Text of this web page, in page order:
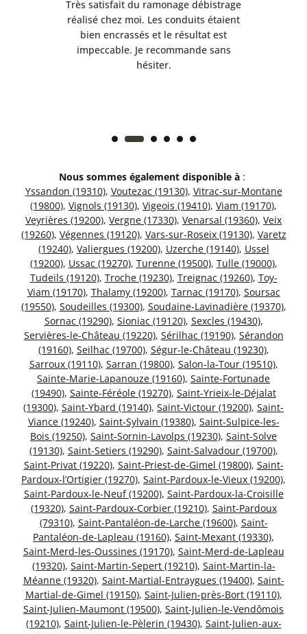
Très satisfait du ramonage débistrage
réalisé chez moi. Les conduits étaient
bien encrassés et le résultat est
impeccable. Je recommande sans
hésiter.
Nous sommes également disponible à :
Yssandon (19310), Voutezac (19130), Vitrac-sur-Montane
(19800), Vignols (19130), Vigeois (19410), Viam (19170),
Veyrières (19200), Vergne (17330), Venarsal (19360), Veix
(19260), Végennes (19120), Vars-sur-Roseix (19130), Varetz
(19240), Valiergues (19200), Uzerche (19140), Ussel
(19200), Ussac (19270), Turenne (19500), Tulle (19000),
Tudeils (19120), Troche (19230), Treignac (19260), Toy-
Viam (19170), Thalamy (19200), Tarnac (19170), Soursac
(19550), Soudeilles (19300), Soudaine-Lavinadière (19370),
Sornac (19290), Sioniac (19120), Sexcles (19430),
Servières-le-Château (19220), Sérilhac (19190), Sérandon
(19160), Seilhac (19700), Ségur-le-Château (19230),
Sarroux (19110), Sarran (19800), Salon-la-Tour (19510),
Sainte-Marie-Lapanouze (19160), Sainte-Fortunade
(19490), Sainte-Féréole (19270), Saint-Yrieix-le-Déjalat
(19300), Saint-Ybard (19140), Saint-Victour (19200), Saint-
Viance (19240), Saint-Sylvain (19380), Saint-Sulpice-les-
Bois (19250), Saint-Sornin-Lavolps (19230), Saint-Solve
(19130), Saint-Setiers (19290), Saint-Salvadour (19700),
Saint-Privat (19220), Saint-Priest-de-Gimel (19800), Saint-
Pardoux-l’Ortigier (19270), Saint-Pardoux-le-Vieux (19200),
Saint-Pardoux-le-Neuf (19200), Saint-Pardoux-la-Croisille
(19320), Saint-Pardoux-Corbier (19210), Saint-Pardoux
(79310), Saint-Pantaléon-de-Larche (19600), Saint-
Pantaléon-de-Lapleau (19160), Saint-Mexant (19330),
Saint-Merd-les-Oussines (19170), Saint-Merd-de-Lapleau
(19320), Saint-Martin-Sepert (19210), Saint-Martin-la-
Méanne (19320), Saint-Martial-Entraygues (19400), Saint-
Martial-de-Gimel (19150), Saint-Julien-près-Bort (19110),
Saint-Julien-Maumont (19500), Saint-Julien-le-Vendômois
(19210), Saint-Julien-le-Pèlerin (19430), Saint-Julien-aux-